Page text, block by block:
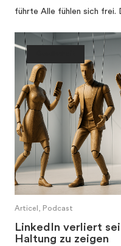
führte Alle fühlen sich frei.
Articel, Podcast
LinkedIn verliert
Haltung zu zeigen